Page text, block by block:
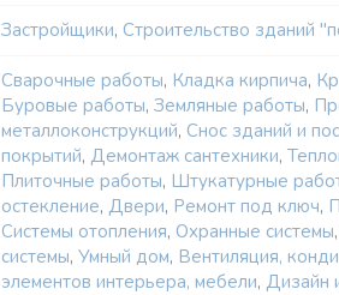
Застройщики, Строительство зданий
Сварочные работы, Кладка кирпича,
Буровые работы, Земляные работы,
металлоконструкций, Снос зданий и
покрытий, Демонтаж сантехники,
Плиточные работы, Штукатурные
остекление, Двери, Ремонт под ключ,
Системы отопления, Охранные системы,
системы, Умный дом, Вентиляция,
элементов интерьера, мебели, Дизайн